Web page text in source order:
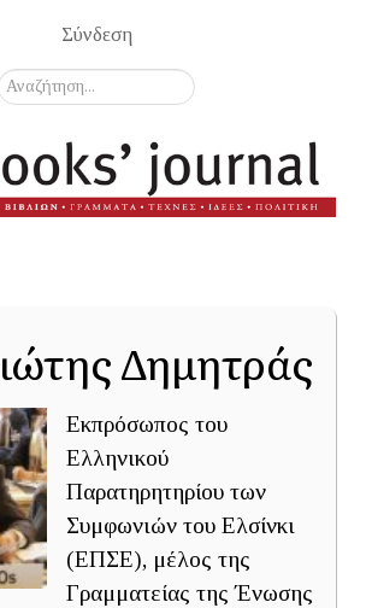
Σύνδεση
Δημητράς
Εκπρόσωπος του
Ελληνικού
Παρατηρητηρίου των
Συμφωνιών του Ελσίνκι
(ΕΠΣΕ), μέλος της
Γραμματείας της Ένωσης